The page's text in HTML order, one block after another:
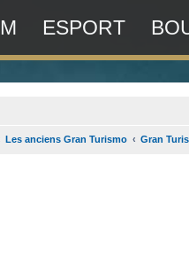
ESPORT
Les anciens Gran Turismo Gran